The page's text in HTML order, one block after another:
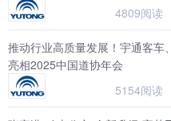
4809阅读
推动行业高质量发展！宇通客车
亮相2025中国道协年会
5154阅读